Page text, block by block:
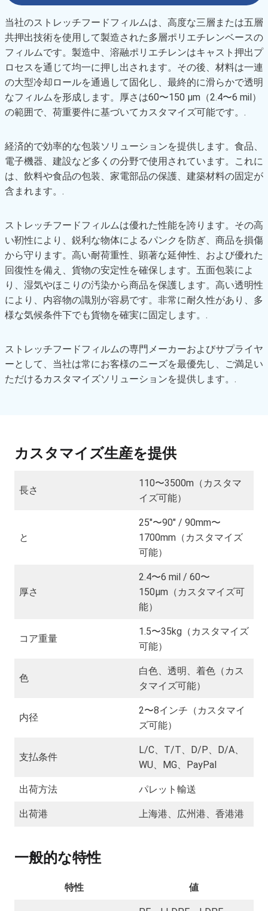
当社のストレッチフードフィルムは、高度な三層または五層
共押出技術を使用して製造された多層ポリエチレンベースの
フィルムです。製造中、溶融ポリエチレンはキャスト押出プ
ロセスを通じて均一に押し出されます。その後、材料は一連
の大型冷却ロールを通過して固化し、最終的に滑らかで透明
なフィルムを形成します。厚さは60〜150 µm（2.4〜6 mil）
の範囲で、荷重要件に基づいてカスタマイズ可能です。.
経済的で効率的な包装ソリューションを提供します。食品、
電子機器、建設など多くの分野で使用されています。これに
は、飲料や食品の包装、家電部品の保護、建築材料の固定が
含まれます。.
ストレッチフードフィルムは優れた性能を誇ります。その高
い靭性により、鋭利な物体によるパンクを防ぎ、商品を損傷
から守ります。高い耐荷重性、顕著な延伸性、および優れた
回復性を備え、貨物の安定性を確保します。五面包装によ
り、湿気やほこりの汚染から商品を保護します。高い透明性
により、内容物の識別が容易です。非常に耐久性があり、多
様な気候条件下でも貨物を確実に固定します。.
ストレッチフードフィルムの専門メーカーおよびサプライヤ
ーとして、当社は常にお客様のニーズを最優先し、ご満足い
ただけるカスタマイズソリューションを提供します。.
カスタマイズ生産を提供
長さ
110〜3500m（カスタマ
イズ可能）
と
25″〜90″ / 90mm〜
1700mm（カスタマイズ
可能）
厚さ
2.4〜6 mil / 60〜
150µm（カスタマイズ可
能）
コア重量
1.5〜35kg（カスタマイズ
可能）
色
白色、透明、着色（カス
タマイズ可能）
内径
2〜8インチ（カスタマイ
ズ可能）
支払条件
L/C、T/T、D/P、D/A、
WU、MG、PayPal
出荷方法 パレット輸送
出荷港 上海港、広州港、香港港
一般的な特性
特性 値